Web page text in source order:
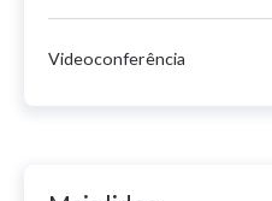
Videoconferência